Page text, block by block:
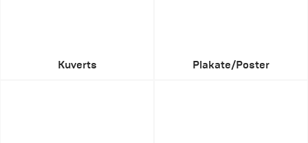
Kuverts Plakate/Poster